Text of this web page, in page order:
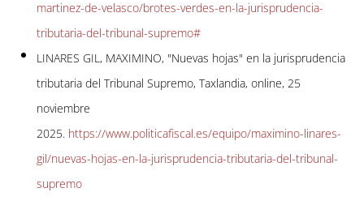
martinez-de-velasco/brotes-verdes-en-la-jurisprudencia-
tributaria-del-tribunal-supremo#
LINARES GIL, MAXIMINO, "Nuevas hojas" en la jurisprudencia
tributaria del Tribunal Supremo, Taxlandia, online, 25
noviembre
2025. https://www.politicafiscal.es/equipo/maximino-linares-
gil/nuevas-hojas-en-la-jurisprudencia-tributaria-del-tribunal-
supremo